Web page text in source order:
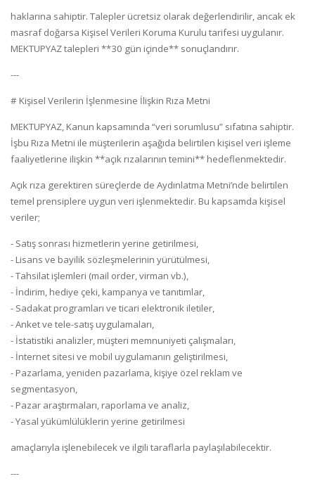
haklarına sahiptir. Talepler ücretsiz olarak değerlendirilir, ancak ek
masraf doğarsa Kişisel Verileri Koruma Kurulu tarifesi uygulanır.
MEKTUPYAZ talepleri **30 gün içinde** sonuçlandırır.
---
# Kişisel Verilerin İşlenmesine İlişkin Rıza Metni
MEKTUPYAZ, Kanun kapsamında “veri sorumlusu” sıfatına sahiptir.
İşbu Rıza Metni ile müşterilerin aşağıda belirtilen kişisel veri işleme
faaliyetlerine ilişkin **açık rızalarının temini** hedeflenmektedir.
Açık rıza gerektiren süreçlerde de Aydınlatma Metni’nde belirtilen
temel prensiplere uygun veri işlenmektedir. Bu kapsamda kişisel
veriler;
- Satış sonrası hizmetlerin yerine getirilmesi,
- Lisans ve bayilik sözleşmelerinin yürütülmesi,
- Tahsilat işlemleri (mail order, virman vb.),
- İndirim, hediye çeki, kampanya ve tanıtımlar,
- Sadakat programları ve ticari elektronik iletiler,
- Anket ve tele-satış uygulamaları,
- İstatistiki analizler, müşteri memnuniyeti çalışmaları,
- İnternet sitesi ve mobil uygulamanın geliştirilmesi,
- Pazarlama, yeniden pazarlama, kişiye özel reklam ve
segmentasyon,
- Pazar araştırmaları, raporlama ve analiz,
- Yasal yükümlülüklerin yerine getirilmesi
amaçlarıyla işlenebilecek ve ilgili taraflarla paylaşılabilecektir.
---